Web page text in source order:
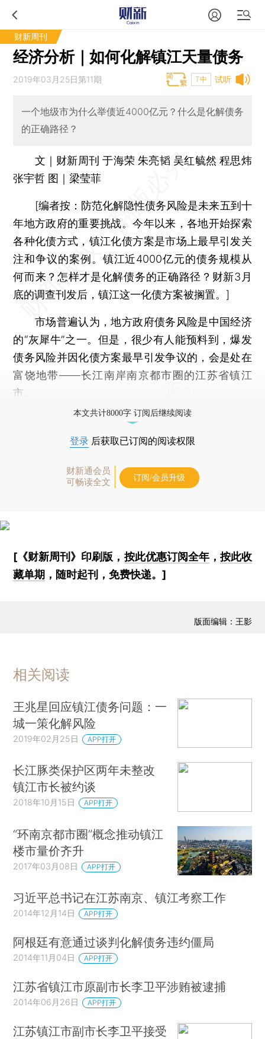
财新周刊
经济分析｜如何化解镇江天量债务
试听
2019年03月25日第11期 T中
一个地级市为什么举债近4000亿元？什么是化解债务
的正确路径？
文｜财新周刊 于海荣 朱亮韬 吴红毓然 程思炜
张宇哲 图｜梁莹菲
[编者按： 防范化解隐性债务风险是未来五到十
年地方政府的重要挑战。今年以来，各地开始探索
各种化债方式，镇江化债方案是市场上最早引发关
注和争议的案例。镇江近4000亿元的债务规模从
何而来？怎样才是化解债务的正确路径？财新3月
底的调查刊发后，镇江这一化债方案被搁置。]
市场普遍认为，地方政府债务风险是中国经济
的“灰犀牛”之一。但是，很少有人能预料到，爆发
债务风险并因化债方案最早引发争议的，会是处在
富饶地带——长江南岸南京都市圈的江苏省镇江
市。
本文共计8000字 订阅后继续阅读
登录 后获取已订阅的阅读权限
财新通会员
可畅读全文
订阅/会员升级
[《财新周刊》印刷版， 按此优惠订阅全年， 按此收
藏单期 ，随时起刊，免费快递。]
版面编辑：王影
相关阅读
王兆星回应镇江债务问题：一
城一策化解风险
2019年02月25日 APP打开
长江豚类保护区两年未整改
镇江市长被约谈
2018年10月15日 APP打开
“环南京都市圈”概念推动镇江
楼市量价齐升
2017年03月08日 APP打开
习近平总书记在江苏南京、镇江考察工作
2014年12月14日 APP打开
阿根廷有意通过谈判化解债务违约僵局
2014年11月04日 APP打开
江苏省镇江市原副市长李卫平涉贿被逮捕
2014年06月26日 APP打开
江苏镇江市副市长李卫平接受